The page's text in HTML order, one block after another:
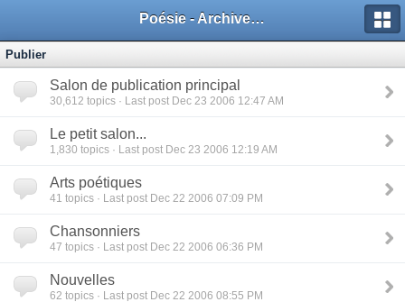
Poésie - Archives de Toute La Poésie - 2005 - 2006
Publier
Salon de publication principal
30,612 topics · Last post Dec 23 2006 12:47 AM
Le petit salon...
1,830 topics · Last post Dec 23 2006 12:19 AM
Arts poétiques
41 topics · Last post Dec 22 2006 07:09 PM
Chansonniers
47 topics · Last post Dec 22 2006 06:36 PM
Nouvelles
62 topics · Last post Dec 22 2006 08:55 PM